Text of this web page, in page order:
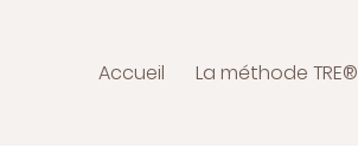
Accueil La méthode TRE®